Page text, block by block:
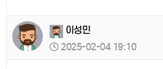
이성민
2025-02-04 19:10